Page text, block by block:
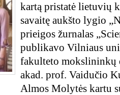
kartą pristatė lietuvių
savaitę aukšto lygio
prieigos žurnalas
publikavo Vilniaus
fakulteto mokslininkų
akad. prof. Vaidučio
Almos Molytės kartu